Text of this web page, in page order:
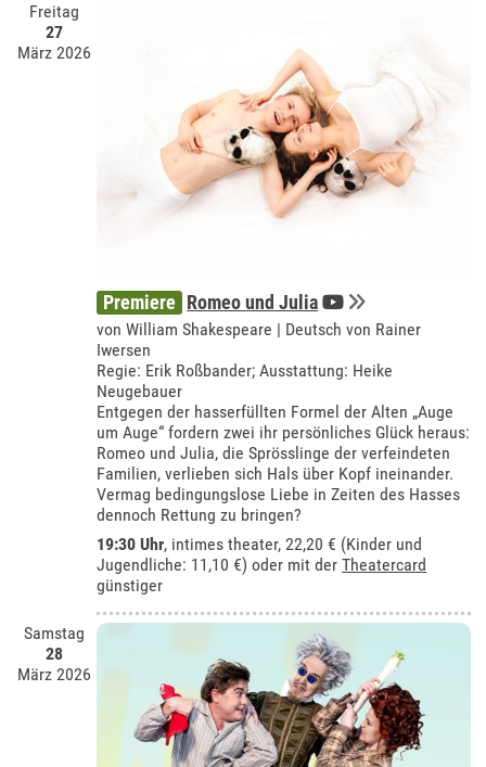
Freitag
27
März 2026
Premiere Romeo und Julia
von William Shakespeare | Deutsch von Rainer
Iwersen
Regie: Erik Roßbander; Ausstattung: Heike
Neugebauer
Entgegen der hasserfüllten Formel der Alten „Auge
um Auge“ fordern zwei ihr persönliches Glück heraus:
Romeo und Julia, die Sprösslinge der verfeindeten
Familien, verlieben sich Hals über Kopf ineinander.
Vermag bedingungslose Liebe in Zeiten des Hasses
dennoch Rettung zu bringen?
19:30 Uhr, intimes theater, 22,20 € (Kinder und
Jugendliche: 11,10 €) oder mit derTheatercard
günstiger
Samstag
28
März 2026